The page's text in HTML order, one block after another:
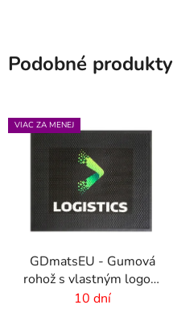
Podobné produkty
VIAC ZA MENEJ
GDmatsEU - Gumová
rohož s vlastným logom
- interiér-exteriér
10 dní